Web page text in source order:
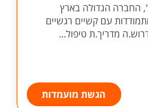
החברה הגדולה בארץ
עם קשיים רגשיים
מדריך.ת טיפול...
הגשת מועמדות